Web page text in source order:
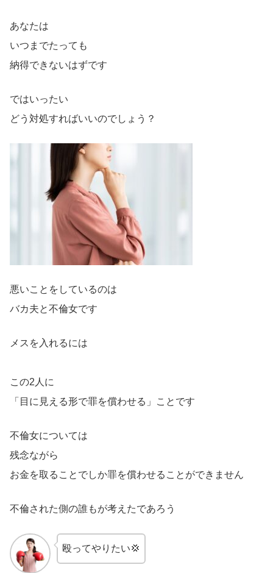
あなたは
いつまでたっても
納得できないはずです
ではいったい
どう対処すればいいのでしょう？
悪いことをしているのは
バカ夫と不倫女です
メスを入れるには
この2人に
「目に見える形で罪を償わせる」ことです
不倫女については
残念ながら
お金を取ることでしか罪を償わせることができません
不倫された側の誰もが考えたであろう
殴ってやりたい💢